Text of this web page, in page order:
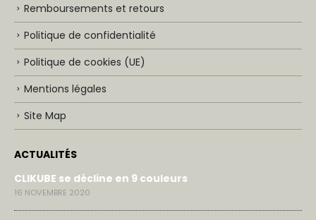
Remboursements et retours
Politique de confidentialité
Politique de cookies (UE)
Mentions légales
Site Map
ACTUALITÉS
CLIKUBE se décline en 9 couleurs
16 NOVEMBRE 2020